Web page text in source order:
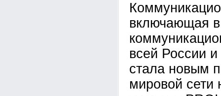
включающая в
всей России
стала новым
мировой сети